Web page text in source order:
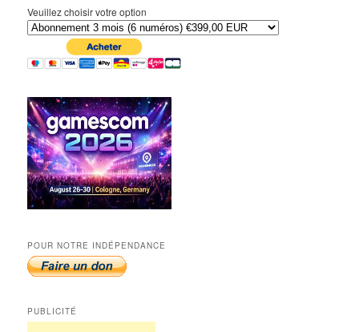
Veuillez choisir votre option
POUR NOTRE INDÉPENDANCE
PUBLICITÉ